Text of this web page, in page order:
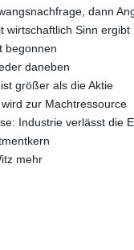
dann
wirtschaftlich Sinn ergibt
begonnen
daneben
größer als die Aktie
zur Machtressource
Industrie verlässt die
mehr